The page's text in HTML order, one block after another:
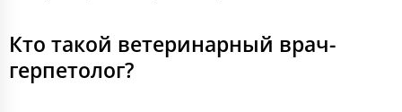
Кто такой ветеринарный врач-
герпетолог?